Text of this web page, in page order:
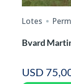
Lotes
Bvard
USD